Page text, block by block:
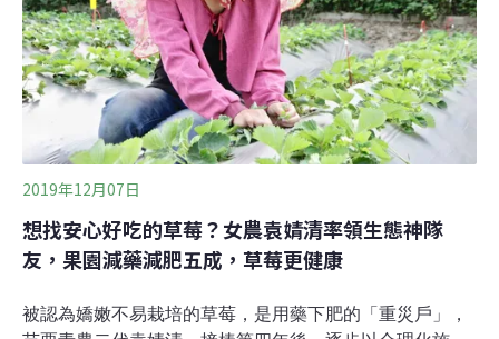
為右左中，舉廣進勝油紙傘的祠堂匾額「濟堂南」為例，
「濟南」便是林家堂號。走進屋內會發現，正堂與左右相
鄰的房子無門相通，與閩南建築格局不
2019年12月07日
想找安心好吃的草莓？女農袁婧清率領生態神隊
友，果園減藥減肥五成，草莓更健康
被認為嬌嫩不易栽培的草莓，是用藥下肥的「重災戶」，